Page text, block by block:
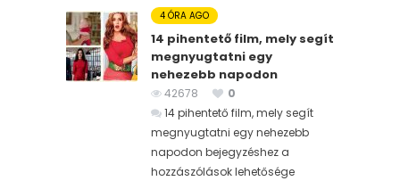
4 ÓRA AGO
14 pihentető film, mely segít
megnyugtatni egy
nehezebb napodon
42678
0
14 pihentető film, mely segít
megnyugtatni egy nehezebb
napodon bejegyzéshez a
hozzászólások lehetősége